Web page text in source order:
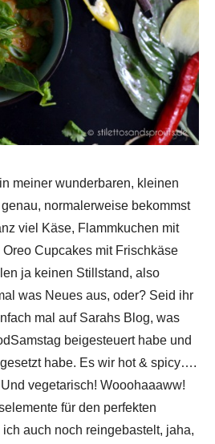
meiner wunderbaren, kleinen
normalerweise bekommst
viel Käse, Flammkuchen mit
Cupcakes mit Frischkäse
ja keinen Stillstand, also
was Neues aus, oder? Seid ihr
mal auf Sarahs Blog, was
beigesteuert habe und
habe. Es wir hot & spicy….
vegetarisch! Wooohaaaww!
für den perfekten
auch noch reingebastelt, jaha,